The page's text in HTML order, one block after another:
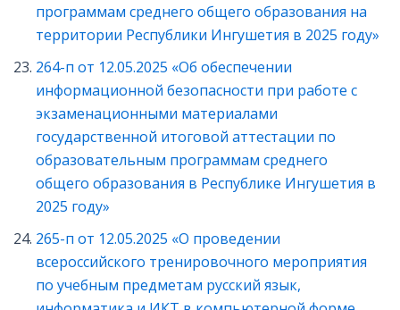
программам среднего общего образования на
территории Республики Ингушетия в 2025 году»
264-п от 12.05.2025 «Об обеспечении
информационной безопасности при работе с
экзаменационными материалами
государственной итоговой аттестации по
образовательным программам среднего
общего образования в Республике Ингушетия в
2025 году»
265-п от 12.05.2025 «О проведении
всероссийского тренировочного мероприятия
по учебным предметам русский язык,